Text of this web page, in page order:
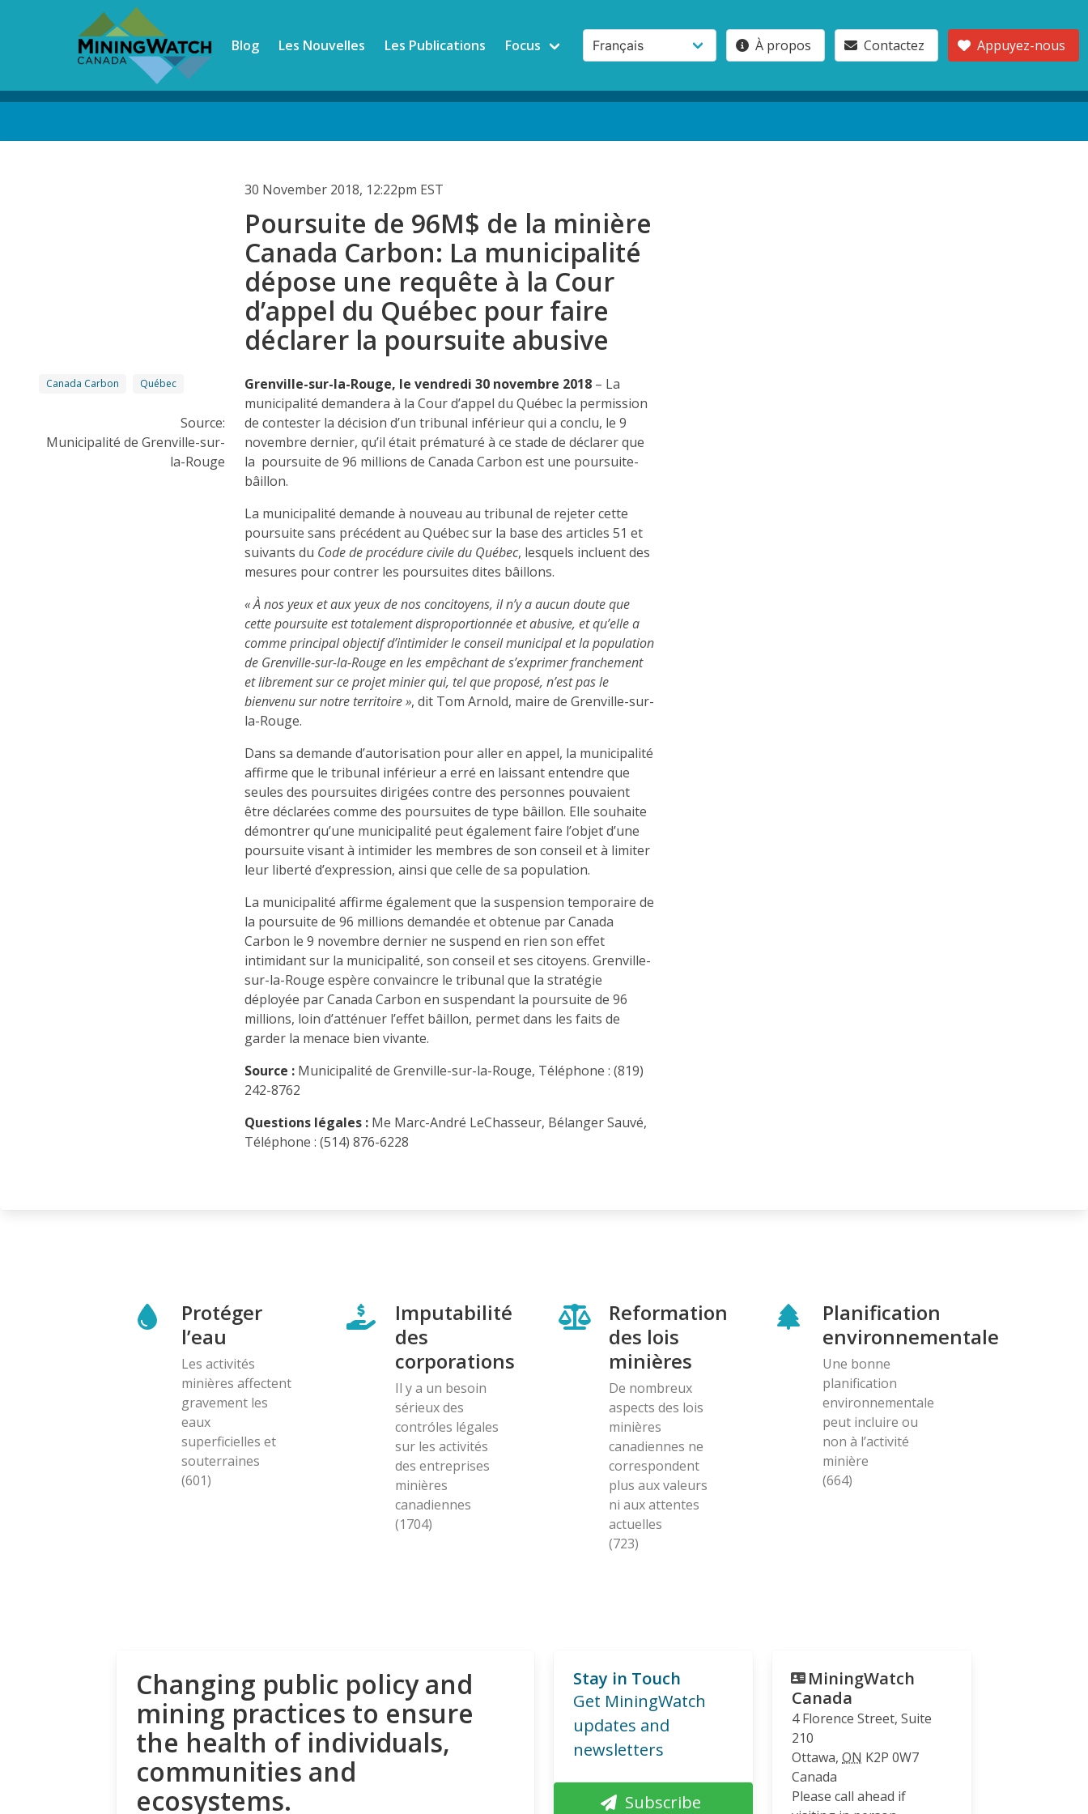
Blog Les Nouvelles Les Publications Focus À propos Contactez Appuyez-nous
30 November 2018, 12:22pm EST
Poursuite de 96M$ de la minière
Canada Carbon: La municipalité
dépose une requête à la Cour
d’appel du Québec pour faire
déclarer la poursuite abusive
Canada Carbon Québec
Source:
Municipalité de Grenville-sur-
la-Rouge
Grenville-sur-la-Rouge, le vendredi 30 novembre 2018 – La
municipalité demandera à la Cour d’appel du Québec la permission
de contester la décision d’un tribunal inférieur qui a conclu, le 9
novembre dernier, qu’il était prématuré à ce stade de déclarer que
la poursuite de 96 millions de Canada Carbon est une poursuite-
bâillon.
La municipalité demande à nouveau au tribunal de rejeter cette
poursuite sans précédent au Québec sur la base des articles 51 et
suivants du Code de procédure civile du Québec, lesquels incluent des
mesures pour contrer les poursuites dites bâillons.
« À nos yeux et aux yeux de nos concitoyens, il n’y a aucun doute que
cette poursuite est totalement disproportionnée et abusive, et qu’elle a
comme principal objectif d’intimider le conseil municipal et la population
de Grenville-sur-la-Rouge en les empêchant de s’exprimer franchement
et librement sur ce projet minier qui, tel que proposé, n’est pas le
bienvenu sur notre territoire », dit Tom Arnold, maire de Grenville-sur-
la-Rouge.
Dans sa demande d’autorisation pour aller en appel, la municipalité
affirme que le tribunal inférieur a erré en laissant entendre que
seules des poursuites dirigées contre des personnes pouvaient
être déclarées comme des poursuites de type bâillon. Elle souhaite
démontrer qu’une municipalité peut également faire l’objet d’une
poursuite visant à intimider les membres de son conseil et à limiter
leur liberté d’expression, ainsi que celle de sa population.
La municipalité affirme également que la suspension temporaire de
la poursuite de 96 millions demandée et obtenue par Canada
Carbon le 9 novembre dernier ne suspend en rien son effet
intimidant sur la municipalité, son conseil et ses citoyens. Grenville-
sur-la-Rouge espère convaincre le tribunal que la stratégie
déployée par Canada Carbon en suspendant la poursuite de 96
millions, loin d’atténuer l’effet bâillon, permet dans les faits de
garder la menace bien vivante.
Source : Municipalité de Grenville-sur-la-Rouge, Téléphone : (819)
242-8762
Questions légales : Me Marc-André LeChasseur, Bélanger Sauvé,
Téléphone : (514) 876-6228
Protéger
l’eau
Les activités
minières affectent
gravement les
eaux
superficielles et
souterraines
(601)
Imputabilité
des
corporations
Il y a un besoin
sérieux des
contróles légales
sur les activités
des entreprises
minières
canadiennes
(1704)
Reformation
des lois
minières
De nombreux
aspects des lois
minières
canadiennes ne
correspondent
plus aux valeurs
ni aux attentes
actuelles
(723)
Planification
environnementale
Une bonne
planification
environnementale
peut incluire ou
non à l’activité
minière
(664)
Changing public policy and
mining practices to ensure
the health of individuals,
communities and
ecosystems.
Stay in Touch
Get MiningWatch
updates and
newsletters
Subscribe
MiningWatch
Canada
4 Florence Street, Suite
210
Ottawa, ON K2P 0W7
Canada
Please call ahead if